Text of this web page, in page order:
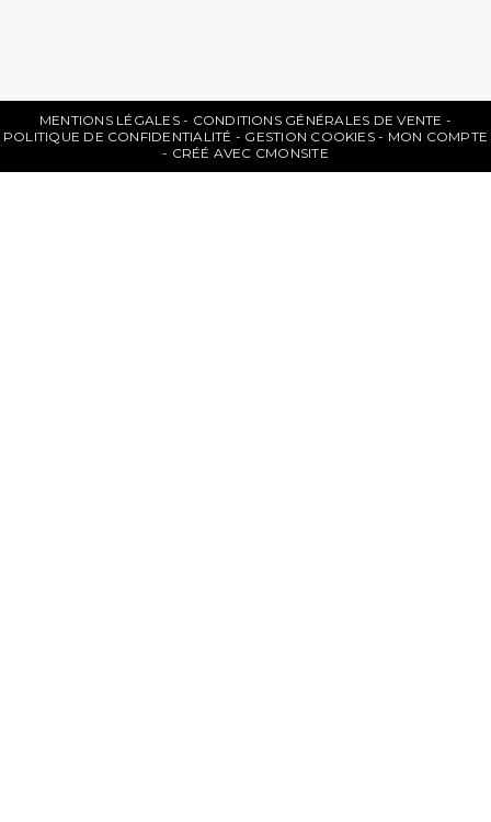
MENTIONS LÉGALES
CONDITIONS GÉNÉRALES DE VENTE
POLITIQUE DE CONFIDENTIALITÉ
GESTION COOKIES
MON COMPTE
CRÉÉ AVEC CMONSITE